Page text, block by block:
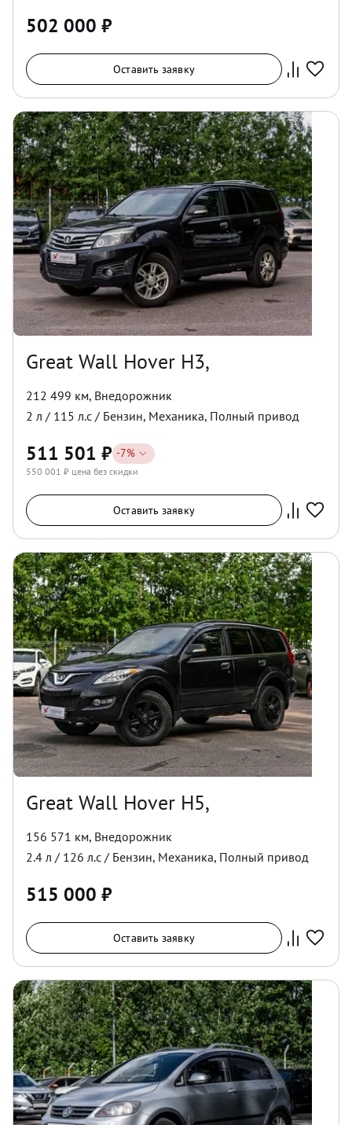
502 000 ₽
Оставить заявку
Great Wall Hover H3,
212 499 км, Внедорожник
2 л / 115 л.с / Бензин, Механика, Полный привод
511 501 ₽ -7%
550 001 ₽ цена без скидки
Оставить заявку
Great Wall Hover H5,
156 571 км, Внедорожник
2.4 л / 126 л.с / Бензин, Механика, Полный привод
515 000 ₽
Оставить заявку